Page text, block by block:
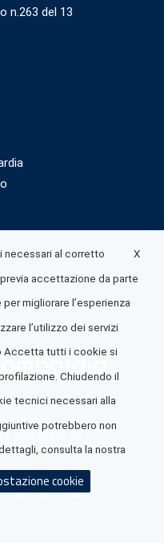
n.263 del 13
è realizzato daA.R.I.A.
X
necessari al corretto
accettazione da parte
migliorare l’esperienza
l’utilizzo dei servizi
Accetta tutti i cookie si
Chiudendo il
tecnici necessari alla
potrebbero non
consulta la nostra
cookie